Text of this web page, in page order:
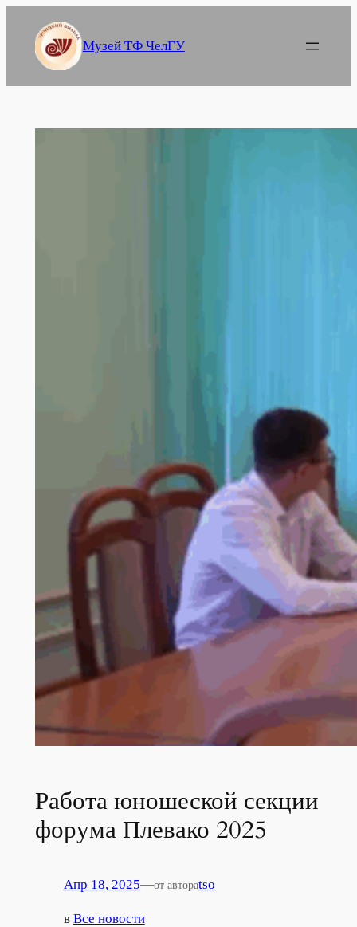
содержимому
Музей ТФ ЧелГУ
Работа юношеской секции
форума Плевако 2025
Апр 18, 2025—от автораtso
в Все новости